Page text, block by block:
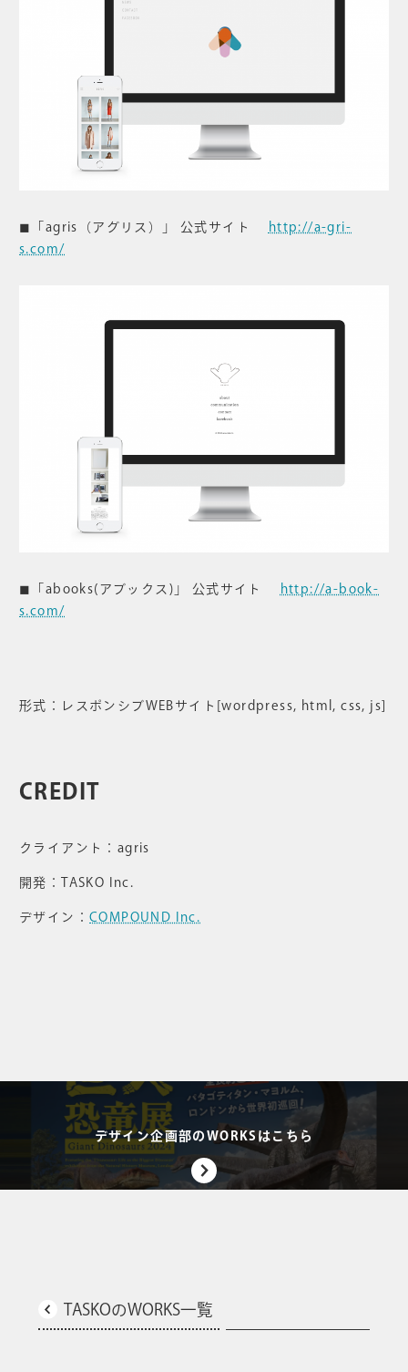
◼︎「agris（アグリス）」 公式サイト
http://a-gri-
s.com/
◼︎「abooks(アブックス)」 公式サイト
http://a-book-
s.com/
形式：レスポンシブWEBサイト[wordpress, html, css, js]
CREDIT
クライアント：agris
開発：TASKO Inc.
デザイン： COMPOUND Inc.
デザイン企画部のWORKSはこちら
TASKOのWORKS一覧